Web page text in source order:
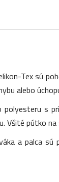
Tex sú
alebo
polyesteru s
Všité pútko
a palca